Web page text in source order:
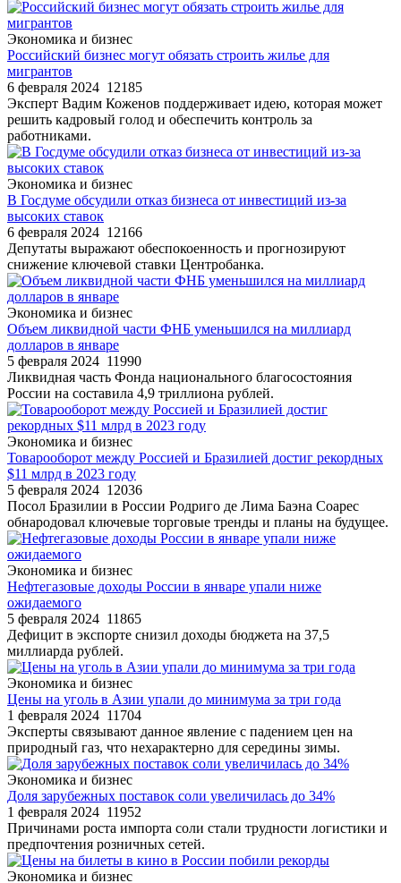
Экономика и бизнес
Российский бизнес могут обязать строить жилье для
мигрантов
6 февраля 2024 12185
Эксперт Вадим Коженов поддерживает идею, которая может
решить кадровый голод и обеспечить контроль за
работниками.
Экономика и бизнес
В Госдуме обсудили отказ бизнеса от инвестиций из-за
высоких ставок
6 февраля 2024 12166
Депутаты выражают обеспокоенность и прогнозируют
снижение ключевой ставки Центробанка.
Экономика и бизнес
Объем ликвидной части ФНБ уменьшился на миллиард
долларов в январе
5 февраля 2024 11990
Ликвидная часть Фонда национального благосостояния
России на составила 4,9 триллиона рублей.
Экономика и бизнес
Товарооборот между Россией и Бразилией достиг рекордных
$11 млрд в 2023 году
5 февраля 2024 12036
Посол Бразилии в России Родриго де Лима Баэна Соарес
обнародовал ключевые торговые тренды и планы на будущее.
Экономика и бизнес
Нефтегазовые доходы России в январе упали ниже
ожидаемого
5 февраля 2024 11865
Дефицит в экспорте снизил доходы бюджета на 37,5
миллиарда рублей.
Экономика и бизнес
Цены на уголь в Азии упали до минимума за три года
1 февраля 2024 11704
Эксперты связывают данное явление с падением цен на
природный газ, что нехарактерно для середины зимы.
Экономика и бизнес
Доля зарубежных поставок соли увеличилась до 34%
1 февраля 2024 11952
Причинами роста импорта соли стали трудности логистики и
предпочтения розничных сетей.
Экономика и бизнес